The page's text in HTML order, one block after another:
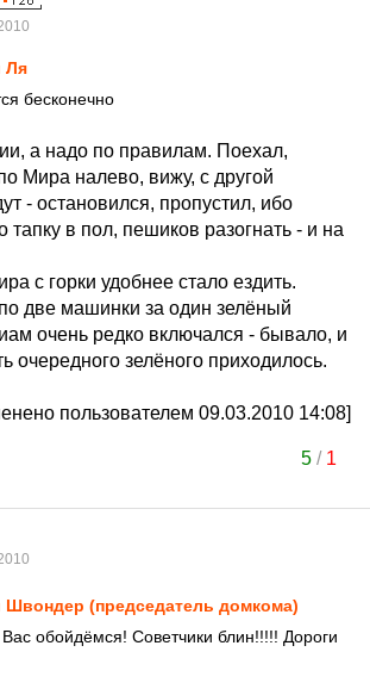
Ля
бесконечно
а надо по правилам. Поехал,
Мира налево, вижу, с другой
- остановился, пропустил, ибо
тапку в пол, пешиков разогнать - и на
с горки удобнее стало ездить.
две машинки за один зелёный
очень редко включался - бывало, и
очередного зелёного приходилось.
пользователем 09.03.2010 14:08]
5/ 1
Швондер (председатель домкома)
обойдёмся! Советчики блин!!!!! Дороги